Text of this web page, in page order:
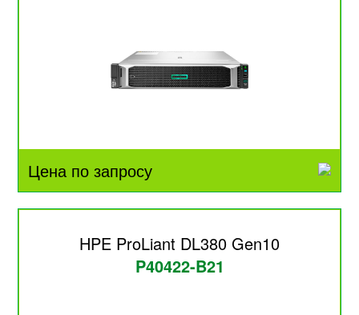
Цена по запросу
HPE ProLiant DL380 Gen10
P40422-B21